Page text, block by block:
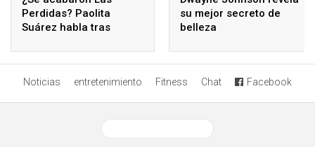
Perdidas? Paolita
Suárez habla tras
de Karina Torres
su mejor secreto de
belleza
Noticias entretenimiento Fitness Chat Facebook